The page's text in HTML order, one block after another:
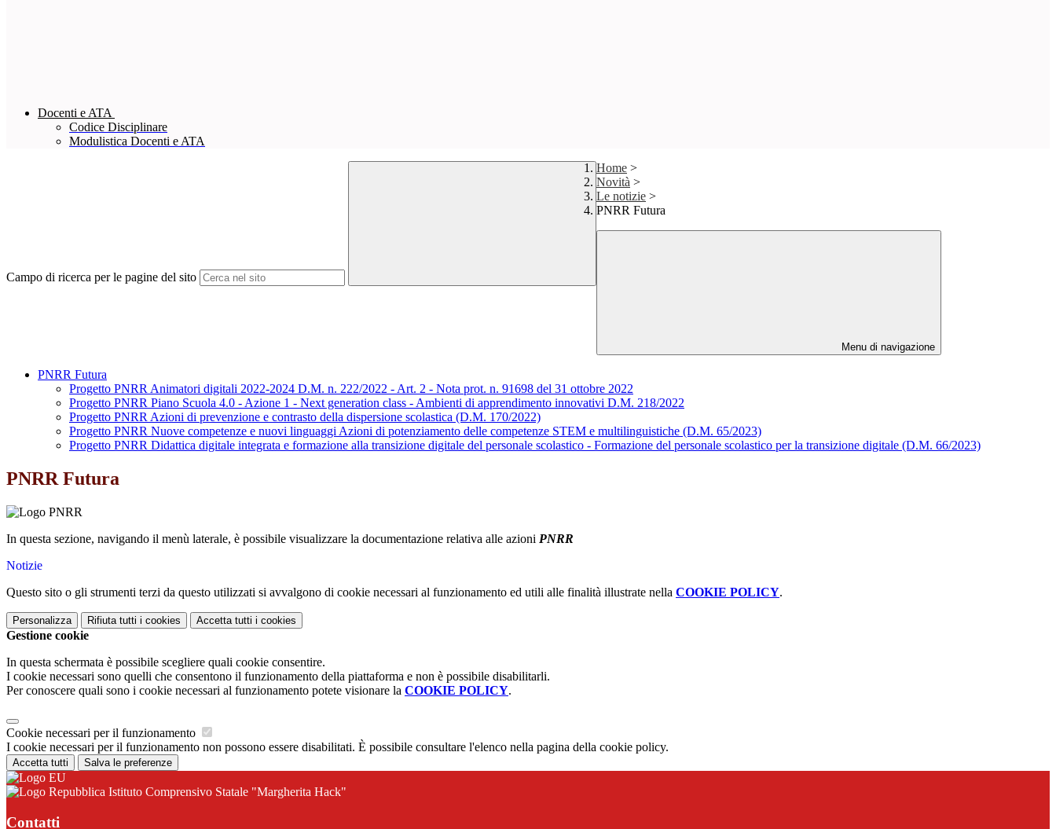
Docenti e ATA
Codice Disciplinare
Modulistica Docenti e ATA
Campo di ricerca per le pagine del sito
Home >
Novità >
Le notizie >
PNRR Futura
Menu di navigazione
PNRR Futura
Progetto PNRR Animatori digitali 2022-2024 D.M. n. 222/2022 - Art. 2 - Nota prot. n. 91698 del 31 ottobre 2022
Progetto PNRR Piano Scuola 4.0 - Azione 1 - Next generation class - Ambienti di apprendimento innovativi D.M. 218/2022
Progetto PNRR Azioni di prevenzione e contrasto della dispersione scolastica (D.M. 170/2022)
Progetto PNRR Nuove competenze e nuovi linguaggi Azioni di potenziamento delle competenze STEM e multilinguistiche (D.M. 65/2023)
Progetto PNRR Didattica digitale integrata e formazione alla transizione digitale del personale scolastico - Formazione del personale scolastico per la transizione digitale (D.M. 66/2023)
PNRR Futura
In questa sezione, navigando il menù laterale, è possibile visualizzare la documentazione relativa alle azioni PNRR
Notizie
Questo sito o gli strumenti terzi da questo utilizzati si avvalgono di cookie necessari al funzionamento ed utili alle finalità illustrate nella COOKIE POLICY.
Personalizza Rifiuta tutti i cookies Accetta tutti i cookies
Gestione cookie
In questa schermata è possibile scegliere quali cookie consentire.
I cookie necessari sono quelli che consentono il funzionamento della piattaforma e non è possibile disabilitarli.
Per conoscere quali sono i cookie necessari al funzionamento potete visionare la COOKIE POLICY.
Cookie necessari per il funzionamento
I cookie necessari per il funzionamento non possono essere disabilitati. È possibile consultare l'elenco nella pagina della cookie policy.
Accetta tutti Salva le preferenze
Istituto Comprensivo Statale "Margherita Hack"
Contatti